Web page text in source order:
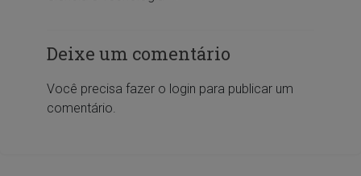
Deixe um comentário
Você precisa fazer o login para publicar um
comentário.